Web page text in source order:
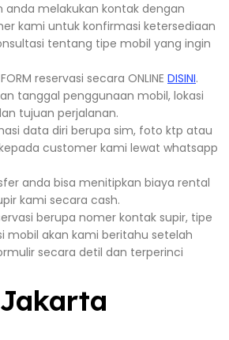
anda melakukan kontak dengan
kami untuk konfirmasi ketersediaan
tentang tipe mobil yang ingin
reservasi secara ONLINE DISINI.
tanggal penggunaan mobil, lokasi
tujuan perjalanan.
data diri berupa sim, foto ktp atau
customer kami lewat whatsapp
anda bisa menitipkan biaya rental
kami secara cash.
berupa nomer kontak supir, tipe
mobil akan kami beritahu setelah
secara detil dan terperinci